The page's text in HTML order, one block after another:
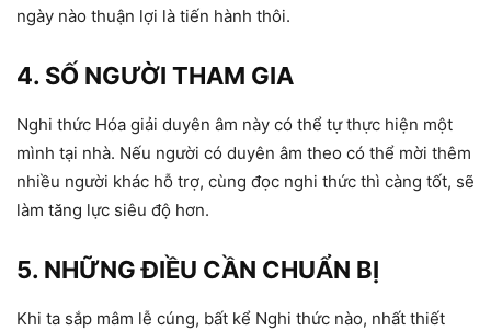
ngày nào thuận lợi là tiến hành thôi.
4. SỐ NGƯỜI THAM GIA
Nghi thức Hóa giải duyên âm này có thể tự thực hiện một
mình tại nhà. Nếu người có duyên âm theo có thể mời thêm
nhiều người khác hỗ trợ, cùng đọc nghi thức thì càng tốt, sẽ
làm tăng lực siêu độ hơn.
5. NHỮNG ĐIỀU CẦN CHUẨN BỊ
Khi ta sắp mâm lễ cúng, bất kể Nghi thức nào, nhất thiết